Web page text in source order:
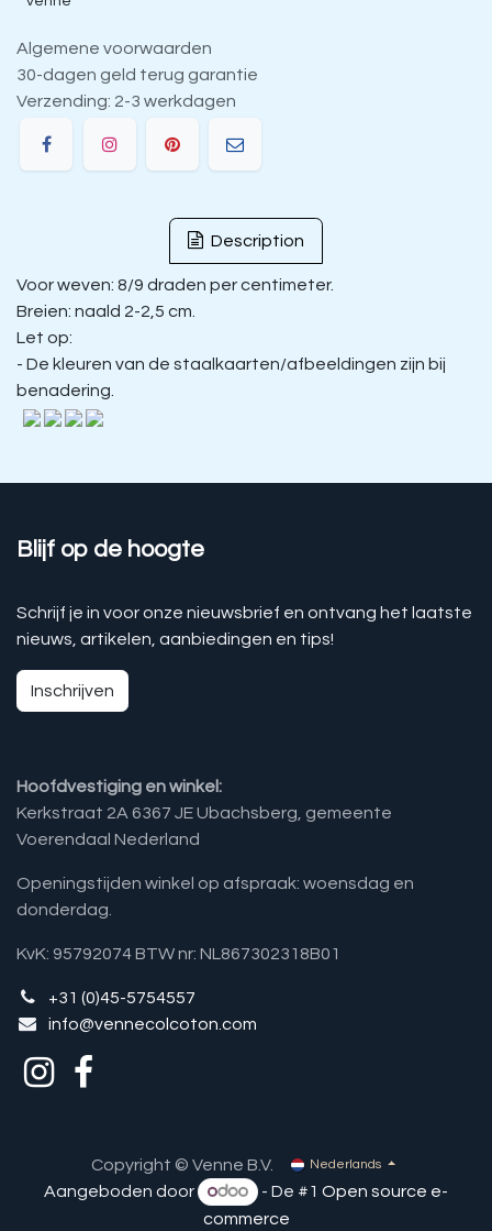
Algemene voorwaarden
30-dagen geld terug garantie
Verzending: 2-3 werkdagen
Description
Voor weven: 8/9 draden per centimeter.
Breien: naald 2-2,5 cm.
Let op:
- De kleuren van de staalkaarten/afbeeldingen zijn bij
benadering.
Blijf op de hoogte
Schrijf je in voor onze nieuwsbrief en ontvang het laatste
nieuws, artikelen, aanbiedingen en tips!
Inschrijven
Hoofdvestiging en winkel:
Kerkstraat 2A 6367 JE Ubachsberg, gemeente
Voerendaal Nederland
Openingstijden winkel op afspraak: woensdag en
donderdag.
KvK: 95792074 BTW nr: NL867302318B01
+31 (0)45-5754557
info@vennecolcoton.com
Copyright © Venne B.V. Nederlands
Aangeboden door - De #1 Open source e-
commerce